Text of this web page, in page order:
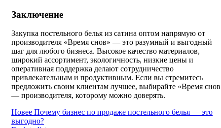
Заключение
Закупка постельного белья из сатина оптом напрямую от
производителя «Время снов» — это разумный и выгодный
шаг для любого бизнеса. Высокое качество материалов,
широкий ассортимент, экологичность, низкие цены и
оперативная поддержка делают сотрудничество
привлекательным и продуктивным. Если вы стремитесь
предложить своим клиентам лучшее, выбирайте «Время
— производителя, которому можно доверять.
Новее Почему бизнес по продаже постельного белья — это
выгодно?